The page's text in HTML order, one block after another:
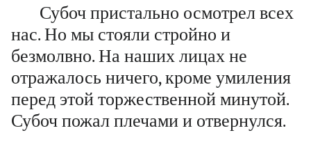
Субоч пристально осмотрел всех
нас. Но мы стояли стройно и
безмолвно. На наших лицах не
отражалось ничего, кроме умиления
перед этой торжественной минутой.
Субоч пожал плечами и отвернулся.